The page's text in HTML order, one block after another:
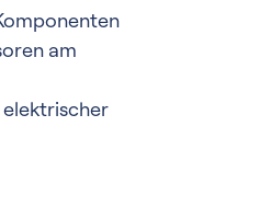
am